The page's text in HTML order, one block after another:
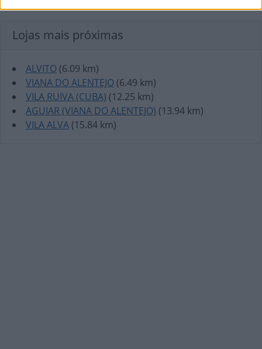
Lojas mais próximas
ALVITO (6.09 km)
VIANA DO ALENTEJO (6.49 km)
VILA RUIVA (CUBA) (12.25 km)
AGUIAR (VIANA DO ALENTEJO) (13.94 km)
VILA ALVA (15.84 km)